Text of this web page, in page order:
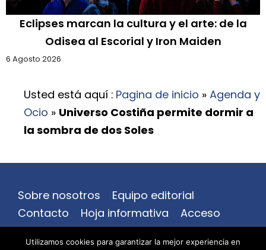
Eclipses marcan la cultura y el arte: de la
Odisea al Escorial y Iron Maiden
6 Agosto 2026
Usted está aquí : Pagina de inicio » Agenda y
Ocio » Universo Costiña permite dormir a
la sombra de dos Soles
Sobre nosotros
Equipo editorial
Contacto
Hoja informativa
Acceso
Aviso legal
Mapa del sitio
Utilizamos cookies para garantizar la mejor experiencia en